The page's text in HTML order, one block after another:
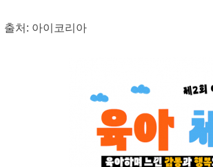
출처: 아이코리아